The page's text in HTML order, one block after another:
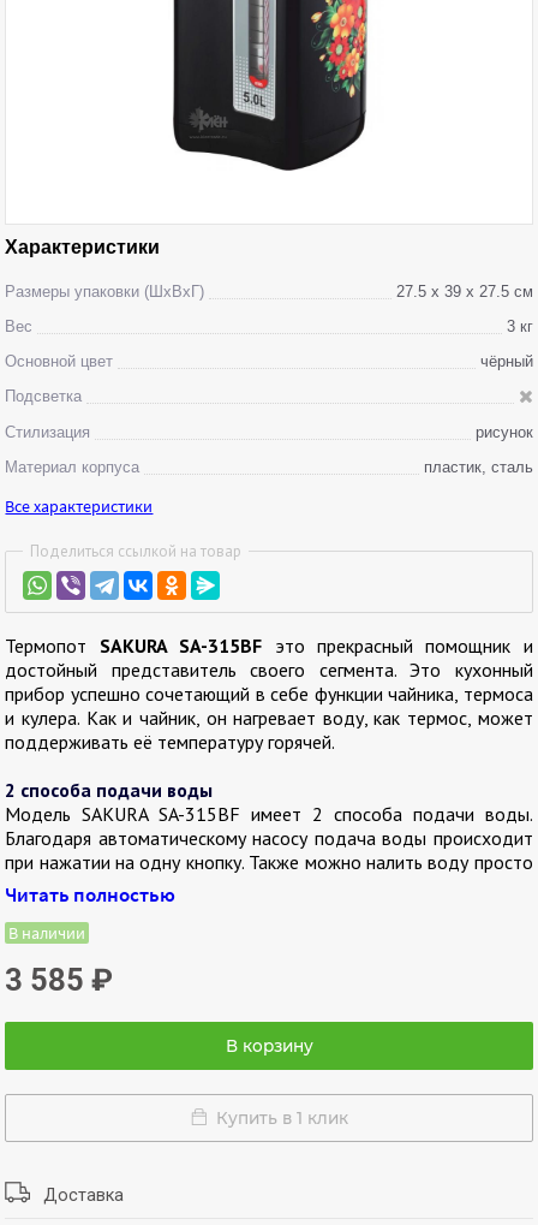
Характеристики
Размеры упаковки (ШхВхГ)
27.5 х 39 х 27.5 см
Вес
3 кг
Основной цвет
чёрный
Подсветка
Стилизация
рисунок
Материал корпуса
пластик, сталь
Все характеристики
Поделиться ссылкой на товар
Термопот SAKURA SA-315BF это прекрасный помощник и
достойный представитель своего сегмента. Это кухонный
прибор успешно сочетающий в себе функции чайника, термоса
и кулера. Как и чайник, он нагревает воду, как термос, может
поддерживать её температуру горячей.
2 способа подачи воды
Модель SAKURA SA-315BF имеет 2 способа подачи воды.
Благодаря автоматическому насосу подача воды происходит
при нажатии на одну кнопку. Также можно налить воду просто
нажав чашкой на клапан, расположенный под носиком.
Прибор представлен в черной расцветке с цветочным
нотку. SAKURA SA-315BF оптимален для ежедневного
кухонного помощника.
Особенности модели:
поддержание температуры на уровне 85-90ºС;
двойная защита от перегрева и включения без воды;
световые индикаторы кипячения и поддержания тепла.
Читать полностью
В наличии
3 585₽
В корзину
Купить в 1 клик
Доставка